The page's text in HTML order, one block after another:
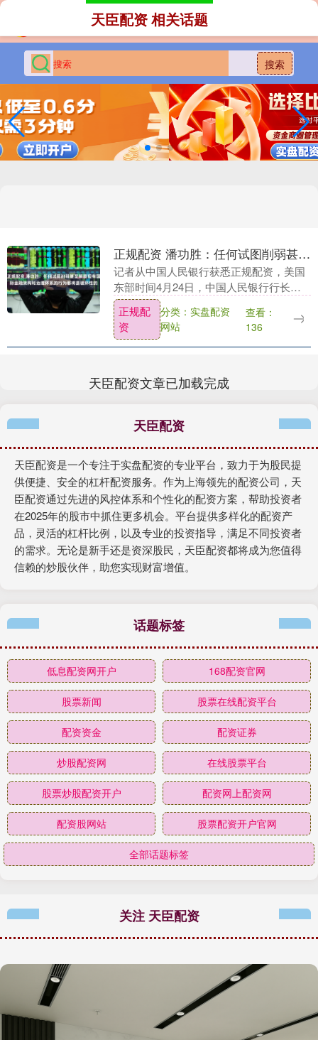
搜索
天臣配资 相关话题
正规配资 潘功胜：任何试图削弱甚至颠覆现有国际金融架构和治理体系的行为都将是破坏性的
记者从中国人民银行获悉正规配资，美国
东部时间4月24日，中国人民银行行长潘
功胜在出席国际货币基金组织和世界银行
春季例会系列会议时表示，二战后建立的
国际金融架构和....
正规配
资
分类：实盘配资
网站
查看：
136
天臣配资文章已加载完成
天臣配资
天臣配资是一个专注于实盘配资的专业平台，致力于为股民提
供便捷、安全的杠杆配资服务。作为上海领先的配资公司，天
臣配资通过先进的风控体系和个性化的配资方案，帮助投资者
在2025年的股市中抓住更多机会。平台提供多样化的配资产
品，灵活的杠杆比例，以及专业的投资指导，满足不同投资者
的需求。无论是新手还是资深股民，天臣配资都将成为您值得
信赖的炒股伙伴，助您实现财富增值。
话题标签
低息配资网开户 168配资官网
股票新闻 股票在线配资平台
配资资金 配资证券
炒股配资网 在线股票平台
股票炒股配资开户 配资网上配资网
配资股网站 股票配资开户官网
全部话题标签
关注 天臣配资